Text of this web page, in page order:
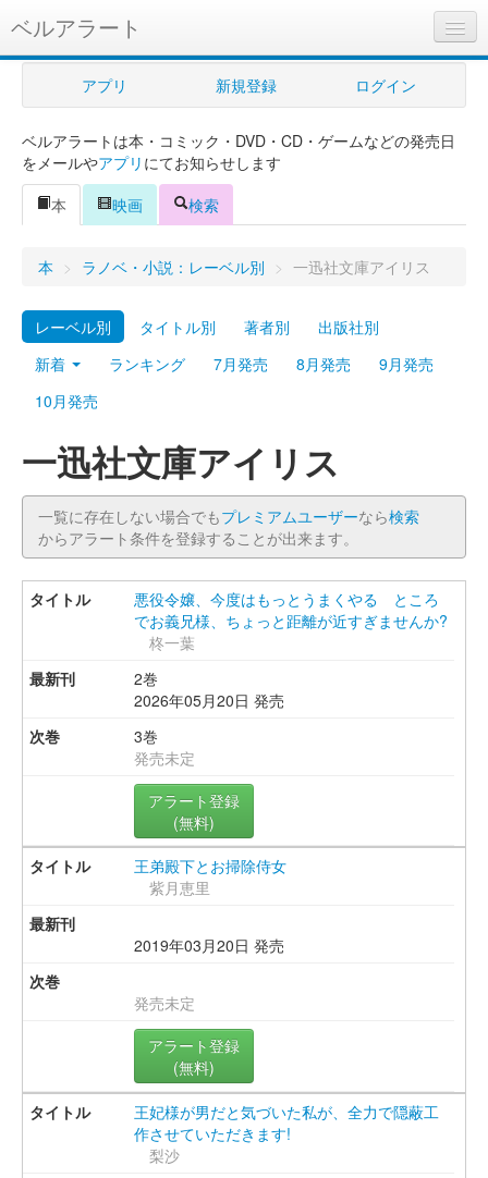
ベルアラート
ベルアラートとは
ヘルプ
新規登録
ログイン
Myシェルフ
プレミアム
アプリ 新規登録 ログイン
ベルアラートは本・コミック・DVD・CD・ゲームなどの発売日
をメールやアプリ にてお知らせします
本
映画 検索
本 > ラノベ・小説：レーベル別 > 一迅社文庫アイリス
レーベル別 タイトル別 著者別
出版社別
新着
ランキング 7月発売 8月発売
9月発売
10月発売
一迅社文庫アイリス
一覧に存在しない場合でもプレミアムユーザーなら検索
からアラート条件を登録することが出来ます。
悪役令嬢、今度はもっとうまくやる ところ
でお義兄様、ちょっと距離が近すぎませんか?
柊一葉
2巻
2026年05月20日 発売
3巻
発売未定
アラート登録
(無料)
王弟殿下とお掃除侍女
紫月恵里
2019年03月20日 発売
発売未定
アラート登録
(無料)
王妃様が男だと気づいた私が、全力で隠蔽工
作させていただきます!
梨沙